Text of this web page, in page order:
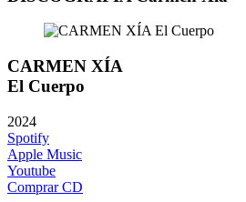
CARMEN XÍA
El Cuerpo
2024
Spotify
Apple Music
Youtube
Comprar CD